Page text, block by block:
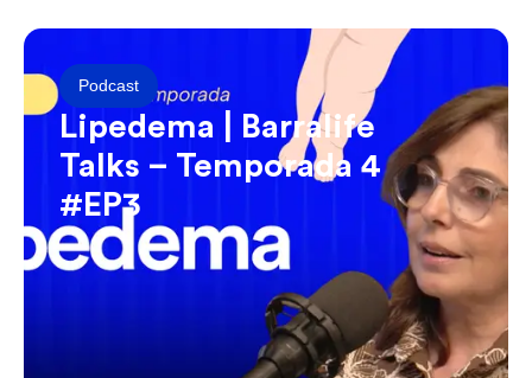
Podcast
Lipedema | Barralife
Talks – Temporada 4
#EP3